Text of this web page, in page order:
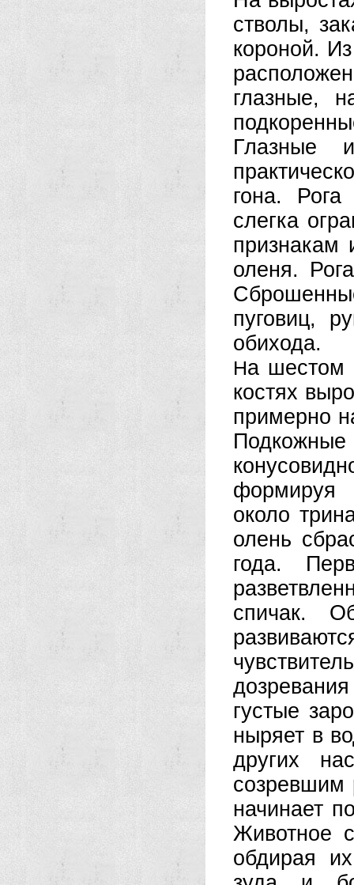
стволы,
короной.
глазные,
Глазные
гона.
слегка
признакам
оленя.
пуговиц,
обихода.
На шестом
костях
примерно
Подкожные
формируя
около
олень
года.
спичак.
густые
ныряет в
других
созревшим
начинает
Животное
обдирая